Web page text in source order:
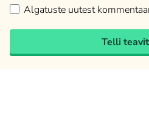
Algatuste uutest
Telli